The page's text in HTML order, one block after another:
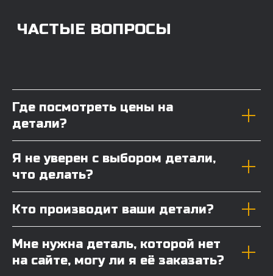
Где посмотреть цены на
детали?
Я не уверен с выбором детали,
что делать?
Кто производит ваши детали?
Мне нужна деталь, которой нет
на сайте, могу ли я её заказать?